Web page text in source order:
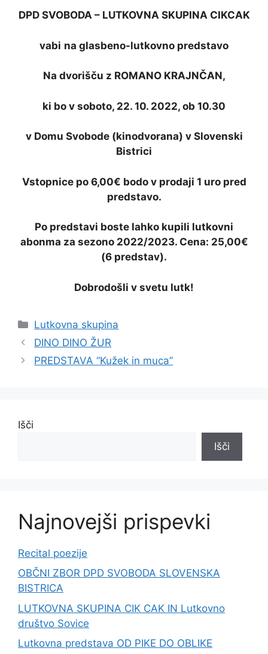
DPD SVOBODA – LUTKOVNA SKUPINA CIKCAK
vabi na glasbeno-lutkovno predstavo
Na dvorišču z ROMANO KRAJNČAN,
ki bo v soboto, 22. 10. 2022, ob 10.30
v Domu Svobode (kinodvorana) v Slovenski
Bistrici
Vstopnice po 6,00€ bodo v prodaji 1 uro pred
predstavo.
Po predstavi boste lahko kupili lutkovni
abonma za sezono 2022/2023. Cena: 25,00€
(6 predstav).
Dobrodošli v svetu lutk!
Categories
Lutkovna skupina
DINO DINO ŽUR
PREDSTAVA “Kužek in muca”
Išči
Išči
Najnovejši prispevki
Recital poezije
OBČNI ZBOR DPD SVOBODA SLOVENSKA
BISTRICA
LUTKOVNA SKUPINA CIK CAK IN Lutkovno
društvo Sovice
Lutkovna predstava OD PIKE DO OBLIKE